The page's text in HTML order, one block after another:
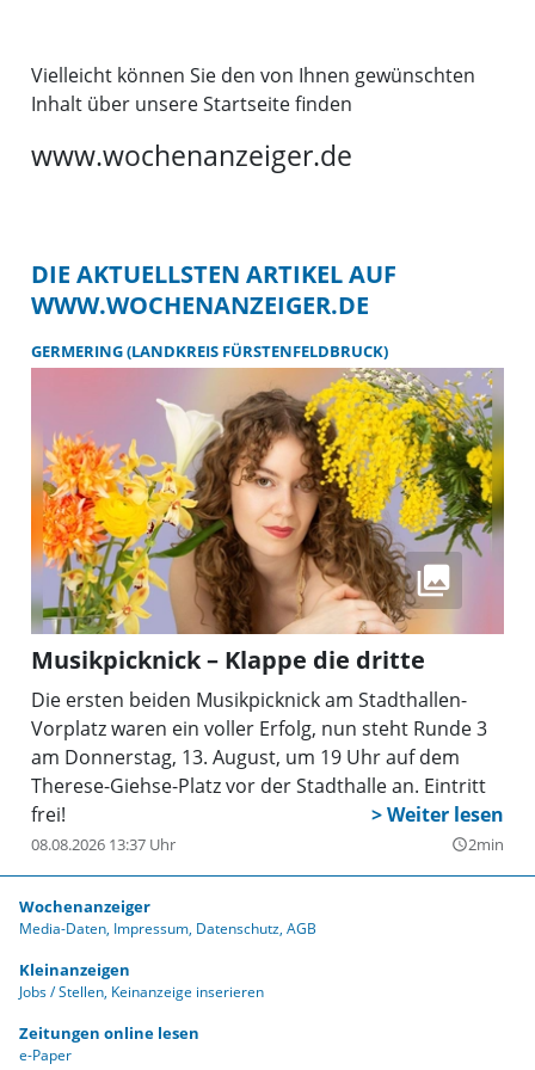
Vielleicht können Sie den von Ihnen gewünschten
Inhalt über unsere Startseite finden
www.wochenanzeiger.de
DIE AKTUELLSTEN ARTIKEL AUF
WWW.WOCHENANZEIGER.DE
GERMERING (LANDKREIS FÜRSTENFELDBRUCK)
Musikpicknick – Klappe die dritte
Die ersten beiden Musikpicknick am Stadthallen-
Vorplatz waren ein voller Erfolg, nun steht Runde 3
am Donnerstag, 13. August, um 19 Uhr auf dem
Therese-Giehse-Platz vor der Stadthalle an. Eintritt
frei!
08.08.2026 13:37 Uhr query_builder2min
Wochenanzeiger
Media-Daten Impressum Datenschutz AGB
Kleinanzeigen
Jobs / Stellen Keinanzeige inserieren
Zeitungen online lesen
e-Paper